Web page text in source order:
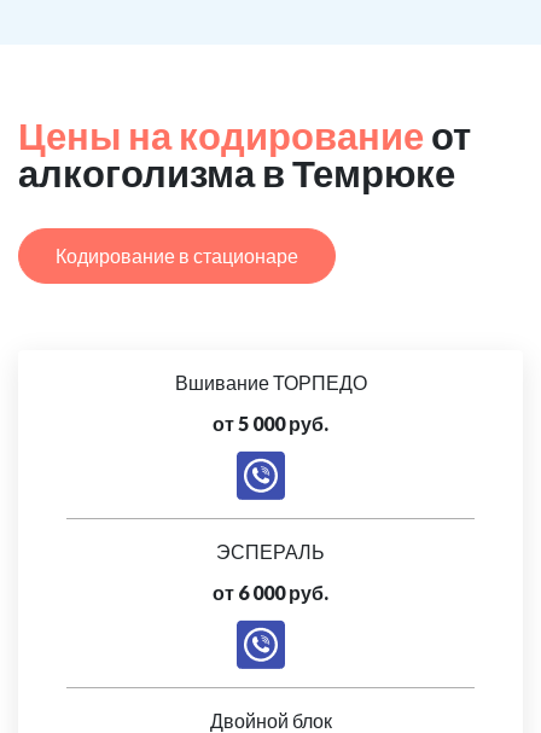
Цены на кодирование от
алкоголизма в Темрюке
Кодирование в стационаре
Вшивание ТОРПЕДО
от 5 000 руб.
ЭСПЕРАЛЬ
от 6 000 руб.
Двойной блок